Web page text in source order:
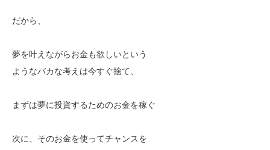
だから、
夢を叶えながらお金も欲しいという
ようなバカな考えは今すぐ捨て、
まずは夢に投資するためのお金を稼ぐ
次に、そのお金を使ってチャンスを